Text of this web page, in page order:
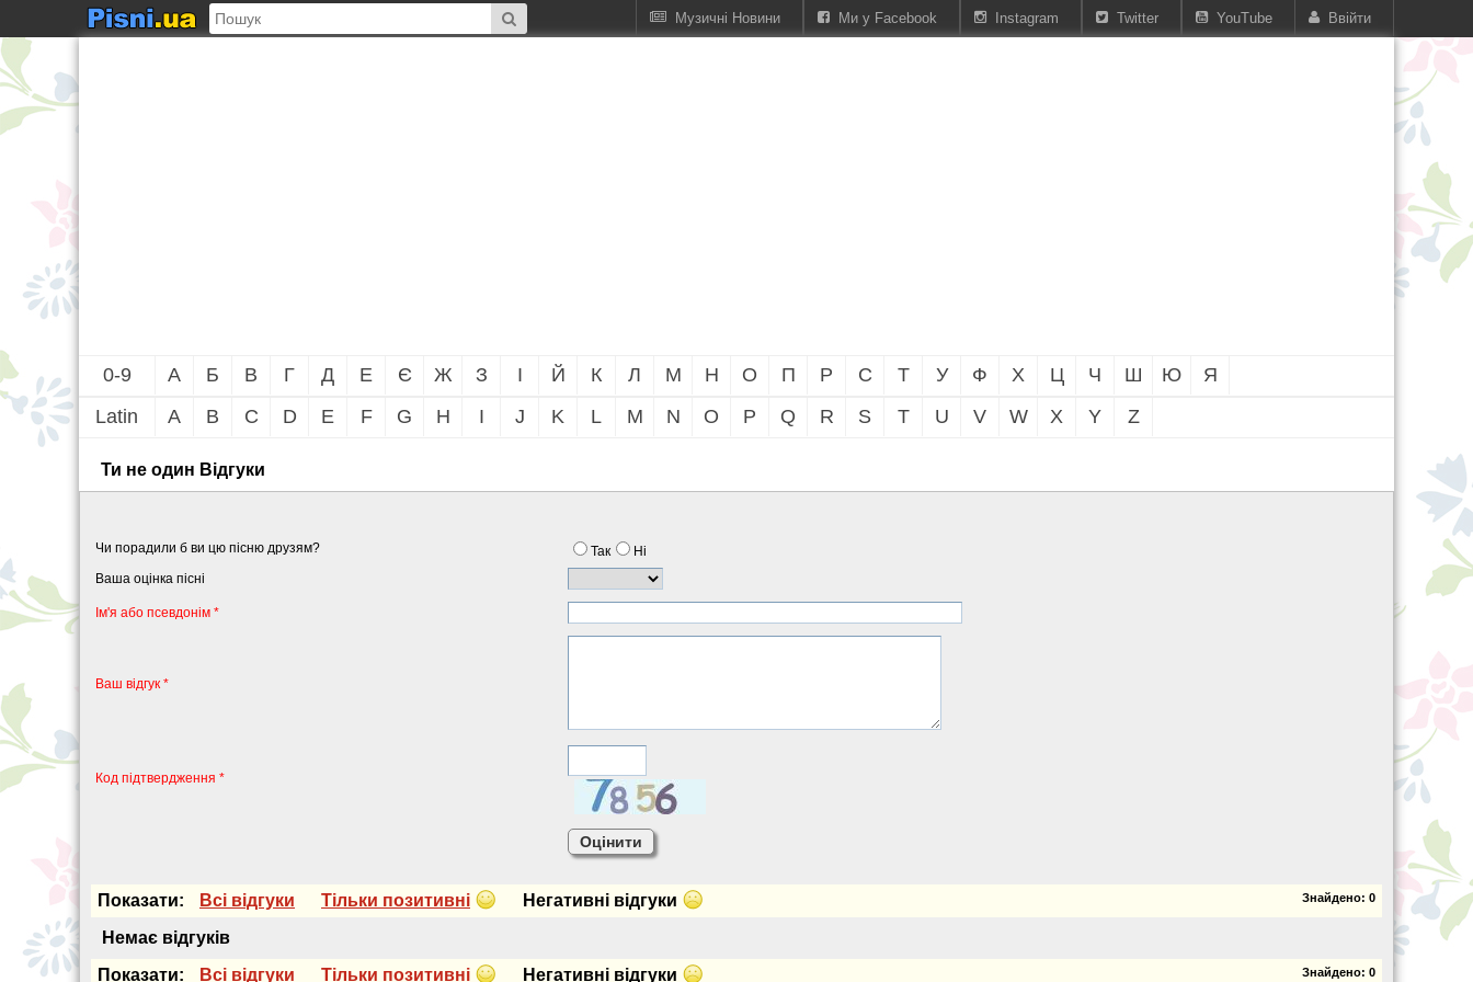
Ввійти
YouTube
Twitter
Instagram
Ми у Facebook
Музичні Новини
0-9 А Б В Г Д Е Є Ж З І Й К Л М Н О П Р С Т У Ф Х Ц Ч Ш Ю
Я
Latin
A B C D E F G H I J K L M N O P Q R S T U V W X Y Z
Ти не один Вiдгуки
Чи порадили б ви цю пісню друзям? Так
Нi
Ваша оцінка пісні
Iм'я або псевдонiм *
Ваш відгук *
Код підтвердження *
Знайдено: 0
Показати: Всi вiдгуки Тiльки позитивнi
Негативнi вiдгуки
Немає вiдгукiв
Знайдено: 0
Показати: Всi вiдгуки Тiльки позитивнi Негативнi вiдгуки